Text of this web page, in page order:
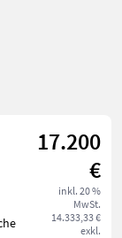
17.200
€
inkl. 20 %
MwSt.
14.333,33 €
exkl.